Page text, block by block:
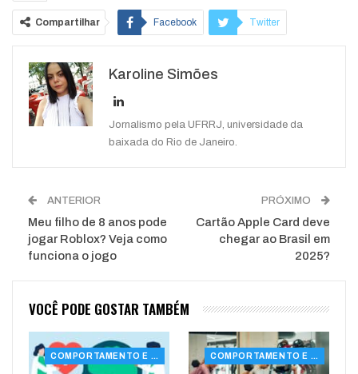
Compartilhar Facebook Twitter
WhatsApp
Karoline Simões
Jornalismo pela UFRRJ, universidade da
baixada do Rio de Janeiro.
ANTERIOR
Meu filho de 8 anos pode
jogar Roblox? Veja como
funciona o jogo
PRÓXIMO
Cartão Apple Card deve
chegar ao Brasil em
2025?
VOCÊ PODE GOSTAR TAMBÉM
COMPORTAMENTO E SAÚDE COMPORTAMENTO E SAÚDE